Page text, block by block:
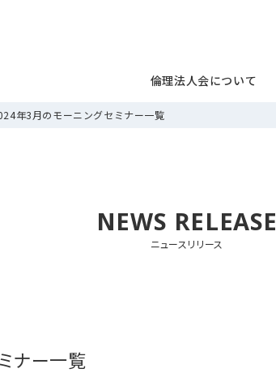
倫理法人会について
年3月のモーニングセミナー一覧
NEWS RELEASE
ニュースリリース
ナー一覧